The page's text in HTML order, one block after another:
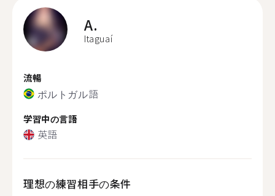
A.
Itaguaí
流暢
ポルトガル語
学習中の言語
英語
理想の練習相手の条件